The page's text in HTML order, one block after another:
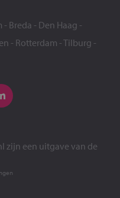
- Breda - Den Haag -
- Rotterdam -Tilburg -
zijn een uitgave van de